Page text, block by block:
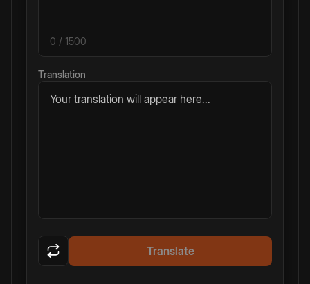
0 / 1500
Translation
Your translation will appear here...
Translate